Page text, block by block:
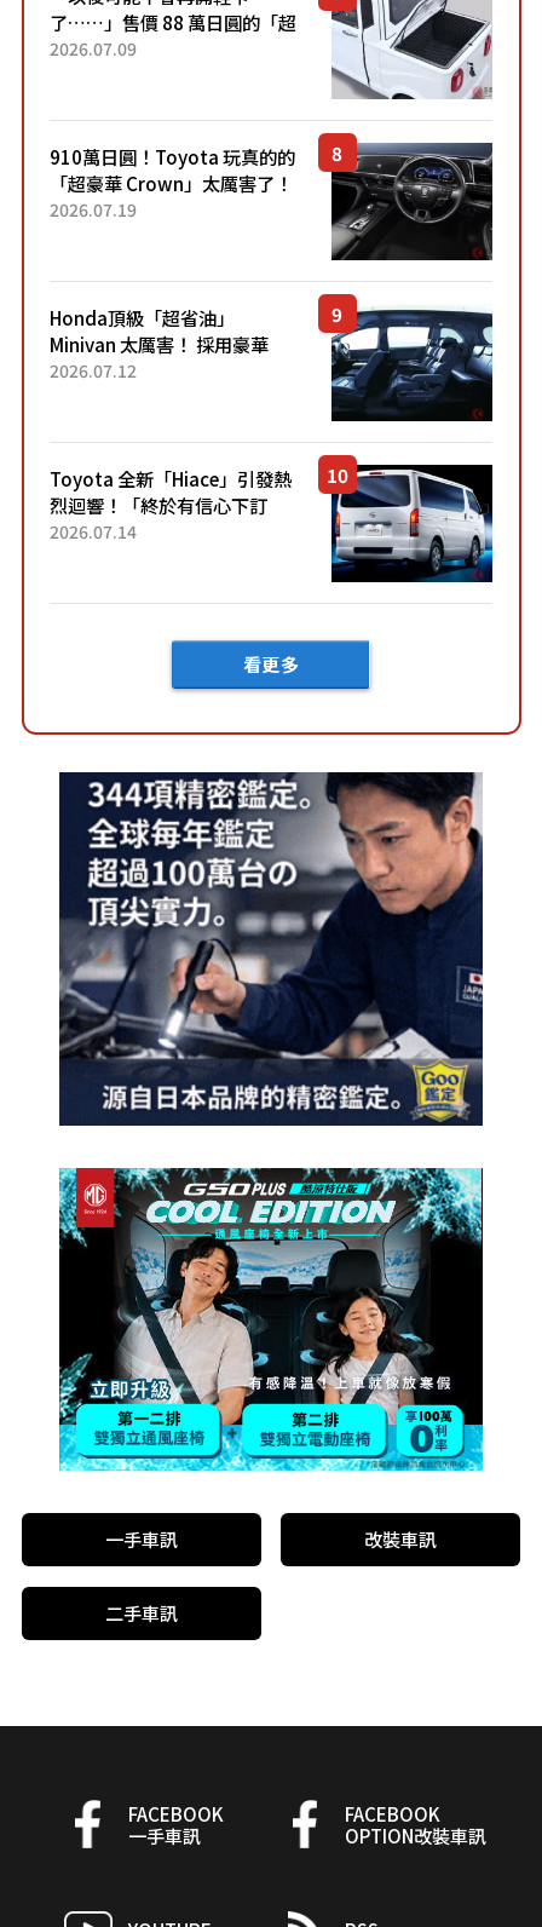
了……」售價 88 萬日圓的「超
迷你輕型貨車」引發兩極評
了！...
2026.07.09
910萬日圓！Toyota 玩真的的
「超豪華 Crown」太厲害了！
採用由「匠人技藝」打造的
2026.07.19
Honda頂級「超省油」
Minivan 太厲害！ 採用豪華
「真皮座椅」與專屬「黑色內
「三...
2026.07.12
Toyota 全新「Hiace」引發熱
烈迴響！「終於有信心下訂
了！」「哪個等級交車最
車？...
2026.07.14
看更多
一手車訊 改裝車訊
二手車訊
FACEBOOK
一手車訊
FACEBOOK
OPTION改裝車訊